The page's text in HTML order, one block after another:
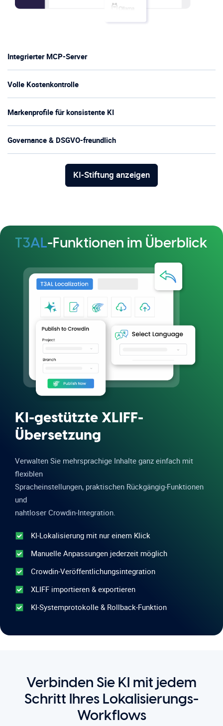
Integrierter MCP-Server
Volle Kostenkontrolle
Markenprofile für konsistente KI
Governance & DSGVO-freundlich
KI-Stiftung anzeigen
T3AL-Funktionen im Überblick
KI-gestützte XLIFF-
Übersetzung
Verwalten Sie mehrsprachige Inhalte ganz einfach mit
flexiblen
Spracheinstellungen, praktischen Rückgängig-Funktionen
und
nahtloser Crowdin-Integration.
KI-Lokalisierung mit nur einem Klick
Manuelle Anpassungen jederzeit möglich
Crowdin-Veröffentlichungsintegration
XLIFF importieren & exportieren
KI-Systemprotokolle & Rollback-Funktion
Verbinden Sie KI mit jedem
Schritt Ihres Lokalisierungs-
Workflows